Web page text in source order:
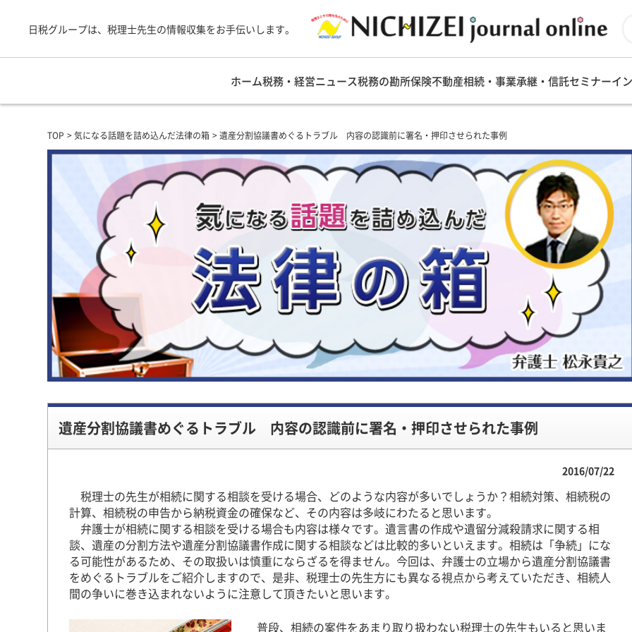
日税グループは、税理士先生の情報収集をお手伝いします。
ホーム税務・経営ニュース税務の勘所保険不動産相続・事業承継・信託セミナーイ
TOP 気になる話題を詰め込んだ法律の箱 遺産分割協議書めぐるトラブル 内容の認識前に署名・押印させられた事例
遺産分割協議書めぐるトラブル 内容の認識前に署名・押印させられた事例
2016/07/22
税理士の先生が相続に関する相談を受ける場合、どのような内容が多いでしょうか？相続対策、相続税の
計算、相続税の申告から納税資金の確保など、その内容は多岐にわたると思います。
弁護士が相続に関する相談を受ける場合も内容は様々です。遺言書の作成や遺留分減殺請求に関する相
談、遺産の分割方法や遺産分割協議書作成に関する相談などは比較的多いといえます。相続は「争続」にな
る可能性があるため、その取扱いは慎重にならざるを得ません。今回は、弁護士の立場から遺産分割協議書
をめぐるトラブルをご紹介しますので、是非、税理士の先生方にも異なる視点から考えていただき、相続人
間の争いに巻き込まれないように注意して頂きたいと思います。
普段、相続の案件をあまり取り扱わない税理士の先生もいると思いま